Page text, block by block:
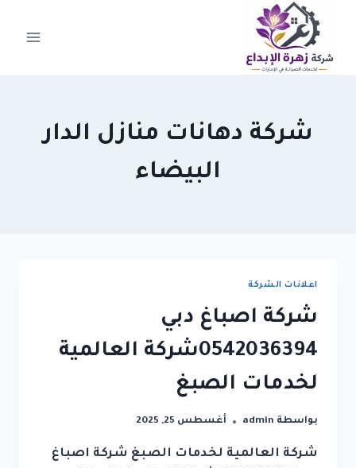
التجاوز
المحتوى
شركة دهانات منازل الدار
البيضاء
اعلانات الشركة
شركة اصباغ دبي
0542036394شركة العالمية
لخدمات الصبغ
بواسطة admin أغسطس 25, 2025
شركة العالمية لخدمات الصبغ شركة اصباغ